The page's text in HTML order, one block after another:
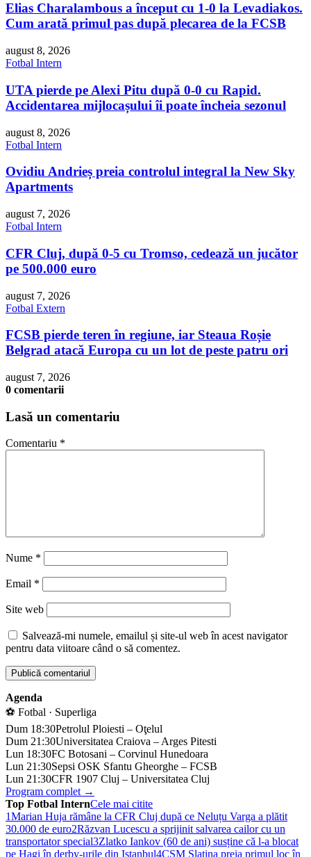
Elias Charalambous a început cu 1-0 la Levadiakos.
Cum arată primul pas după plecarea de la FCSB
august 8, 2026
Fotbal Intern
UTA pierde pe Alexi Pitu după 0-0 cu Rapid.
Accidentarea mijlocașului îi poate încheia sezonul
august 8, 2026
Fotbal Intern
Ovidiu Andrieș preia controlul integral la New Sky
Apartments
august 7, 2026
Fotbal Intern
CFR Cluj, după 0-5 cu Tromso, cedează un jucător
pe 500.000 euro
august 7, 2026
Fotbal Extern
FCSB pierde teren în regiune, iar Steaua Roșie
Belgrad atacă Europa cu un lot de peste patru ori
august 7, 2026
0 comentarii
Lasă un comentariu
Comentariu *
Nume *
Email *
Site web
Salvează-mi numele, emailul și site-ul web în acest navigator
pentru data viitoare când o să comentez.
Agenda
⚽ Fotbal · Superliga
Dum 18:30Petrolul Ploiesti – Oţelul
Dum 21:30Universitatea Craiova – Arges Pitesti
Lun 18:30FC Botosani – Corvinul Hunedoara
Lun 21:30Sepsi OSK Sfantu Gheorghe – FCSB
Lun 21:30CFR 1907 Cluj – Universitatea Cluj
Program complet →
Top Fotbal InternCele mai citite
1Marian Huja rămâne la CFR Cluj după ce Neluțu Varga a plătit
30.000 de euro2Răzvan Lucescu a sprijinit salvarea cailor cu un
transportator special3Zlatko Iankov (60 de ani) susține că l-a blocat
pe Hagi în derby-urile din Istanbul4CSM Slatina preia primul loc în